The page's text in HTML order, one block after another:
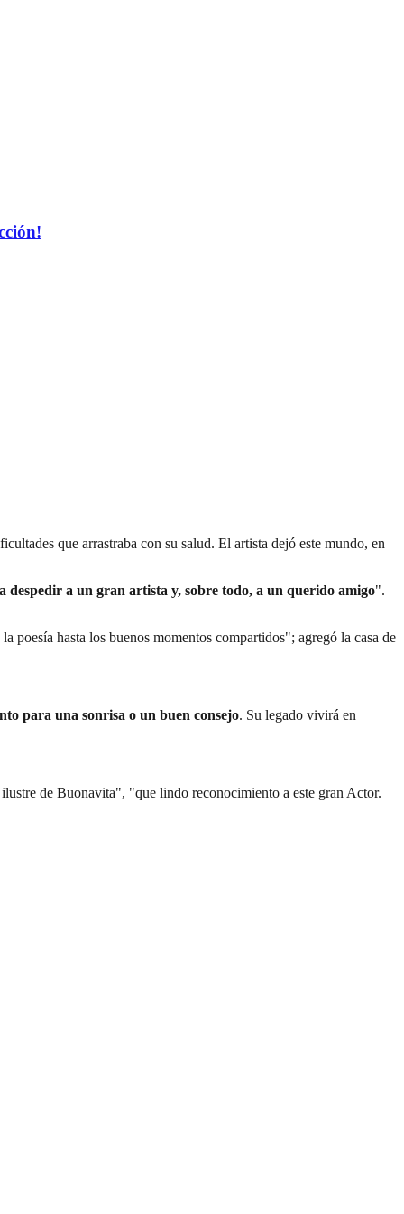
que arrastraba con su salud. El artista dejó este mundo, en
despedir a un gran artista y, sobre todo, a un querido amigo".
la poesía hasta los buenos momentos compartidos"; agregó la casa de
para una sonrisa o un buen consejo. Su legado vivirá en
de Buonavita", "que lindo reconocimiento a este gran Actor.